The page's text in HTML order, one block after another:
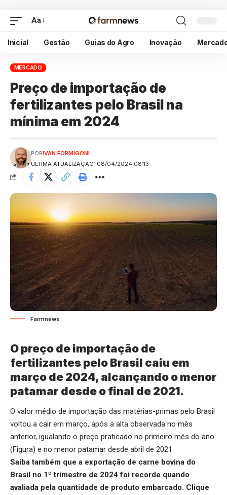
Aa
Inicial Gestão Guias do Agro Inovação
MERCADO
Preço de importação de
fertilizantes pelo Brasil na
mínima em 2024
ÚLTIMA ATUALIZAÇÃO: 08/04/2024 08:13
PORIVAN FORMIGONI
Farmnews
O preço de importação de
fertilizantes pelo Brasil caiu em
março de 2024, alcançando o menor
patamar desde o final de 2021.
O valor médio de importação das matérias-primas pelo Brasil
voltou a cair em março, após a alta observada no mês
anterior, igualando o preço praticado no primeiro mês do ano
(Figura) e no menor patamar desde abril de 2021.
Saiba também que a exportação de carne bovina do
Brasil no 1º trimestre de 2024 foi recorde quando
avaliada pela quantidade de produto embarcado. Clique